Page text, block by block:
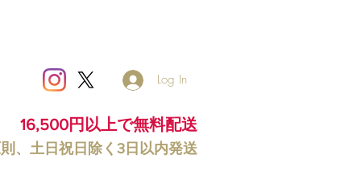
Log In
16,500円以上で無料配送
、土日祝日除く3日以内発送